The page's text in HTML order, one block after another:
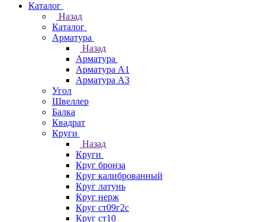
Каталог
Назад
Каталог
Арматура
Назад
Арматура
Арматура А1
Арматура А3
Угол
Швеллер
Балка
Квадрат
Круги
Назад
Круги
Круг бронза
Круг калиброванный
Круг латунь
Круг нерж
Круг ст09г2с
Круг ст10